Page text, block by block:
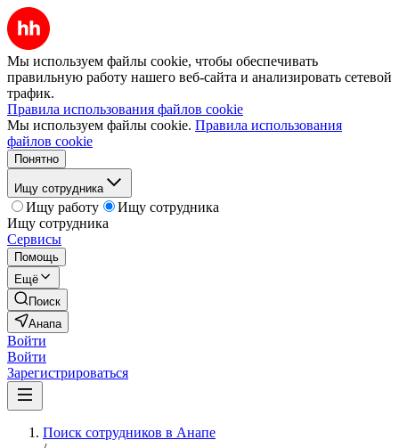
Мы используем файлы cookie, чтобы обеспечивать
правильную работу нашего веб-сайта и анализировать сетевой
трафик.
Правила использования файлов cookie
Мы используем файлы cookie. Правила использования
файлов cookie
Понятно
Ищу сотрудника
Ищу работу
Ищу сотрудника
Ищу сотрудника
Сервисы
Помощь
Ещё
Поиск
Анапа
Войти
Войти
Зарегистрироваться
Поиск сотрудников в Анапе